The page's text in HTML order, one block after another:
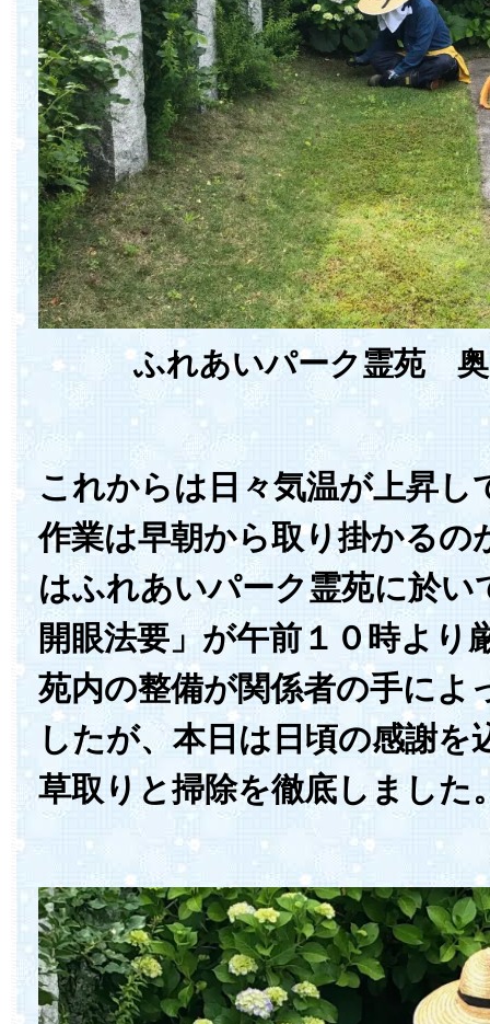
ふれあいパーク霊苑
これからは日々気温が上昇し
作業は早朝から取り掛かるの
はふれあいパーク霊苑に於い
開眼法要」が午前１０時より
苑内の整備が関係者の手によ
したが、本日は日頃の感謝を
草取りと掃除を徹底しました